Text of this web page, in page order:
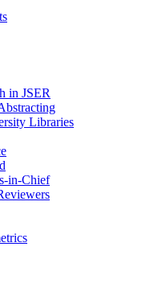
in JSER
Libraries
in-Chief